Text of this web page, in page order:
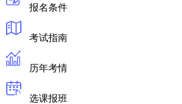
报名条件
考试指南
历年考情
选课报班